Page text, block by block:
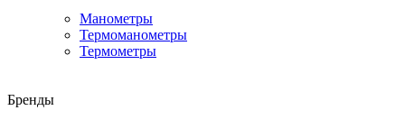
Манометры
Термоманометры
Термометры
Бренды